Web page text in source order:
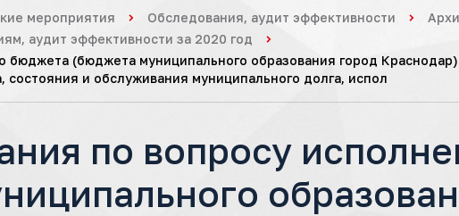
мероприятия Обследования, аудит эффективности
аудит эффективности за 2020 год
бюджета (бюджета муниципального образования город
и обслуживания муниципального долга, испол
по вопросу